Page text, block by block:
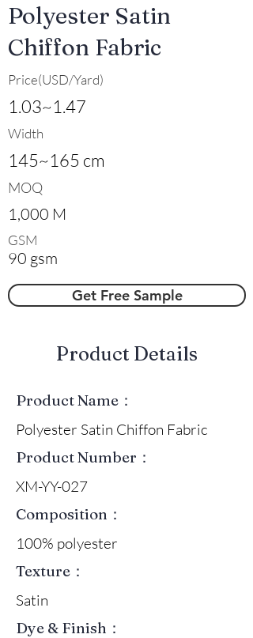
Polyester Satin
Chiffon Fabric
Price(USD/Yard)
1.03~1.47
Width
145~165 cm
MOQ
1,000 M
GSM
90 gsm
Get Free Sample
​Product Details
Product Name：
Polyester Satin Chiffon Fabric
Product Number：
XM-YY-027
Composition：
100% polyester
Texture：
Satin
Dye & Finish：